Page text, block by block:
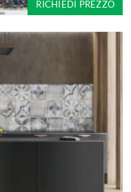
RICHIEDI PREZZO